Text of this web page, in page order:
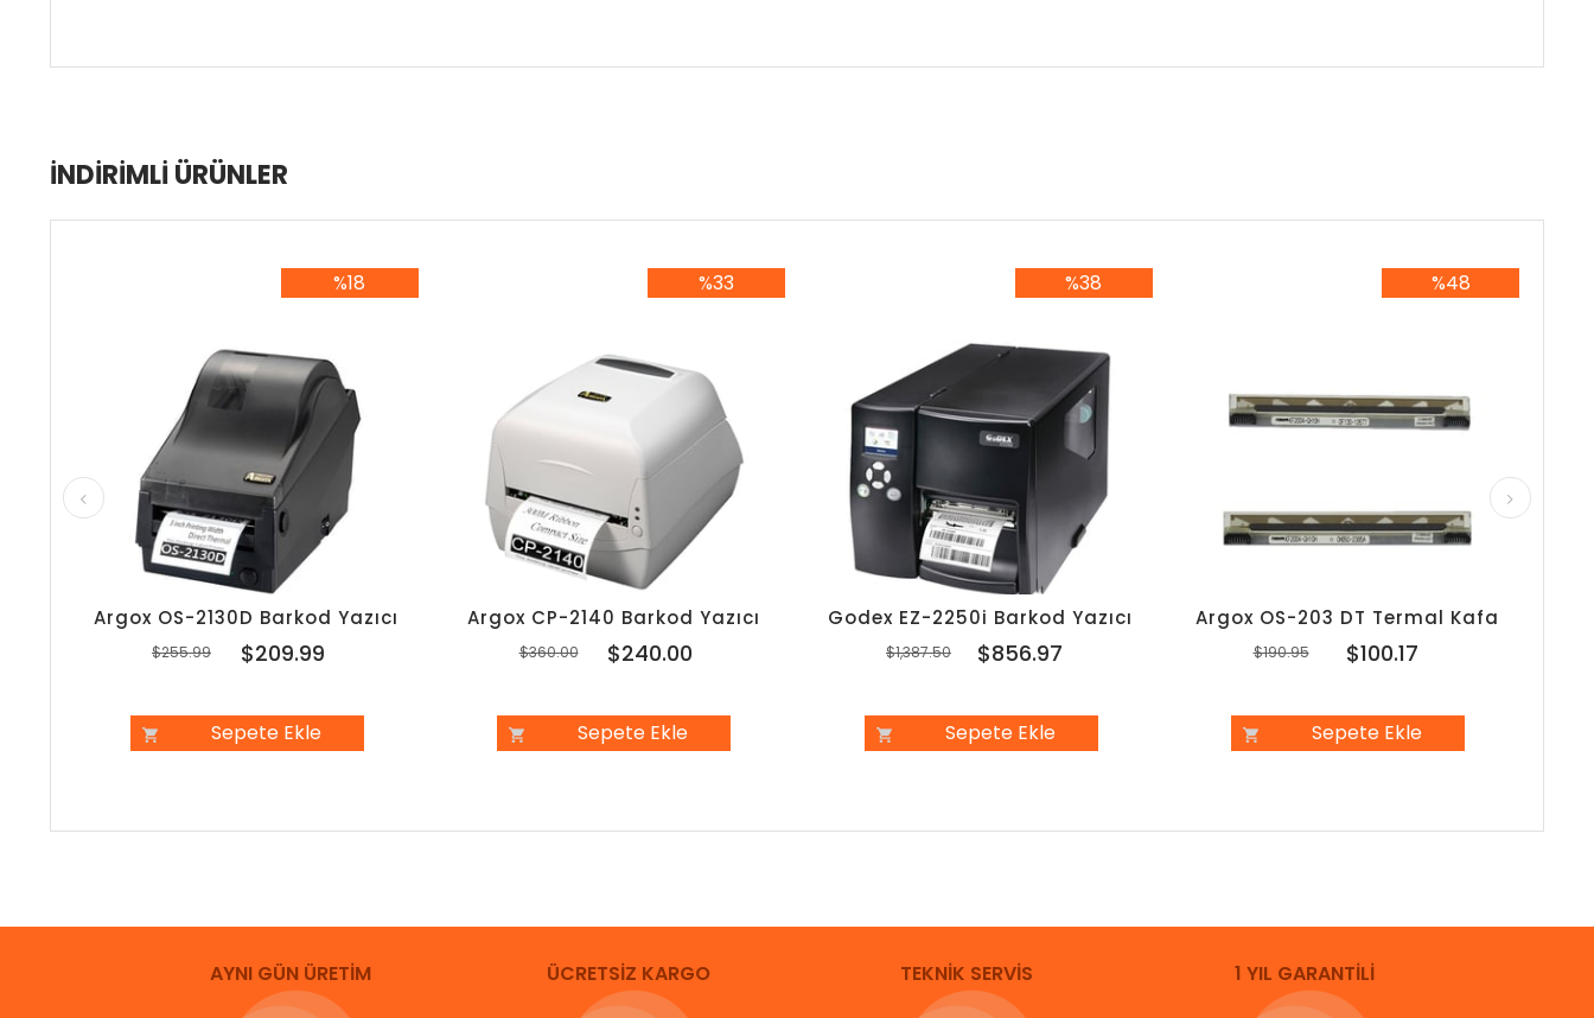
İNDIRIMLI ÜRÜNLER
Argox OS-2130D Barkod Yazıcı
$209.99
$255.99
Sepete Ekle
%18
Argox CP-2140 Barkod Yazıcı
$240.00
$360.00
Sepete Ekle
%33
Godex EZ-2250i Barkod Yazıcı
$856.97
$1,387.50
Sepete Ekle
%38
Argox OS-203 DT Termal Kafa
$100.17
$190.95
Sepete Ekle
%48
AYNI GÜN ÜRETİM ÜCRETSİZ KARGO TEKNİK SERVİS 1 YIL GARANTİLİ